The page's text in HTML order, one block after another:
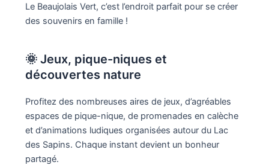
Le Beaujolais Vert, c’est l’endroit parfait pour se créer
des souvenirs en famille !
🌞 Jeux, pique-niques et
découvertes nature
Profitez des nombreuses aires de jeux, d’agréables
espaces de pique-nique, de promenades en calèche
et d’animations ludiques organisées autour du Lac
des Sapins. Chaque instant devient un bonheur
partagé.